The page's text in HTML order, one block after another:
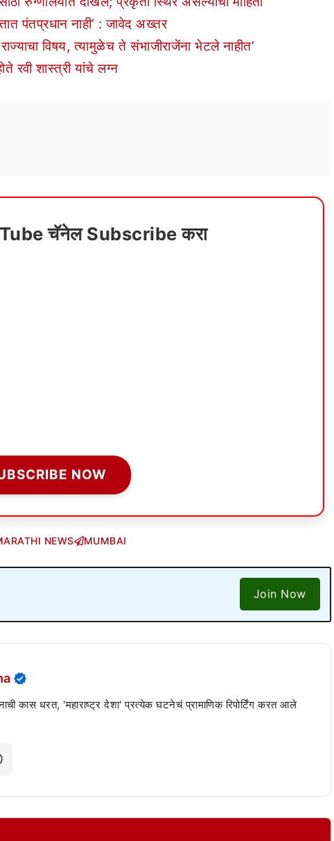
पंतप्रधान नाही’ : जावेद अख्तर
विषय, त्यामुळेच ते संभाजीराजेंना भेटले नाहीत’
रवी शास्त्री यांचे लग्न
चॅनेल Subscribe करा
NOW
NEWS MUMBAI
Join Now
कास धरत, 'महाराष्ट्र देशा' प्रत्येक घटनेचं प्रामाणिक रिपोर्टिंग करत आले